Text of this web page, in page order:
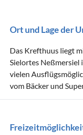
Ort und Lage der
Das Krefthuus liegt
Sielortes
vielen
vom Bäcker und